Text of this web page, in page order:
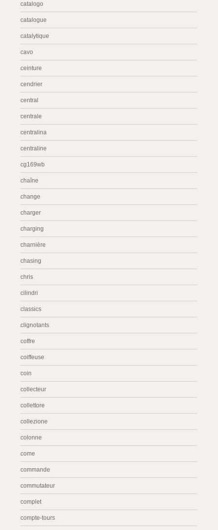
catalogo
catalogue
catalytique
cavo
ceinture
cendrier
central
centrale
centralina
centraline
cg169wb
chaîne
change
charger
charging
charnière
chasing
chris
cilindri
classics
clignotants
coffre
coiffeuse
coin
collecteur
collettore
collezione
colonne
come
commande
commutateur
complet
compte-tours